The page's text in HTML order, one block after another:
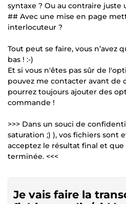
syntaxe ? Ou au contraire juste
## Avec une mise en page
interlocuteur ?
Tout peut se faire, vous n’avez
bas ! :-)
Et si vous n'êtes pas sûr de
pouvez me contacter avant de
pourrez toujours ajouter des
commande !
>>> Dans un souci de
saturation ;) ), vos fichiers sont
acceptez le résultat final et
terminée. <<<
Je vais faire la